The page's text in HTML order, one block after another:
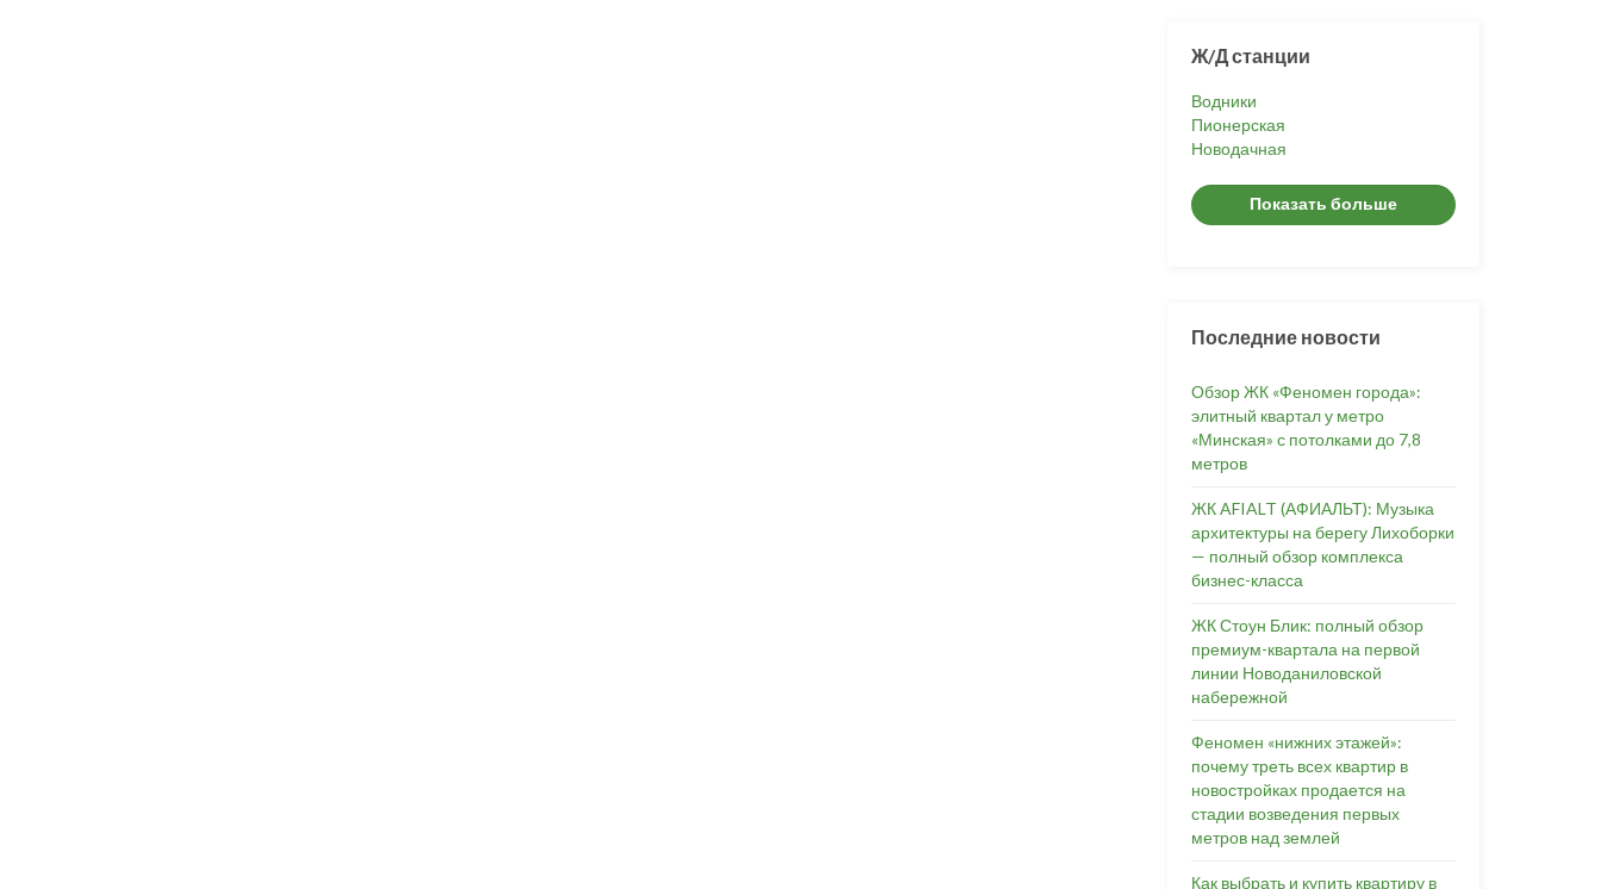
Ж/Д станции
Водники
Пионерская
Новодачная
Показать больше
Последние новости
Обзор ЖК «Феномен города»:
элитный квартал у метро
«Минская» с потолками до 7,8
метров
ЖК AFIALT (АФИАЛЬТ): Музыка
архитектуры на берегу Лихоборки
— полный обзор комплекса
бизнес-класса
ЖК Стоун Блик: полный обзор
премиум-квартала на первой
линии Новоданиловской
набережной
Феномен «нижних этажей»:
почему треть всех квартир в
новостройках продается на
стадии возведения первых
метров над землей
Как выбрать и купить квартиру в